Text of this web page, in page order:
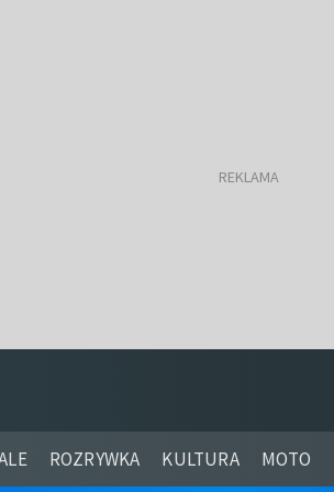
ROZRYWKA KULTURA MOTO